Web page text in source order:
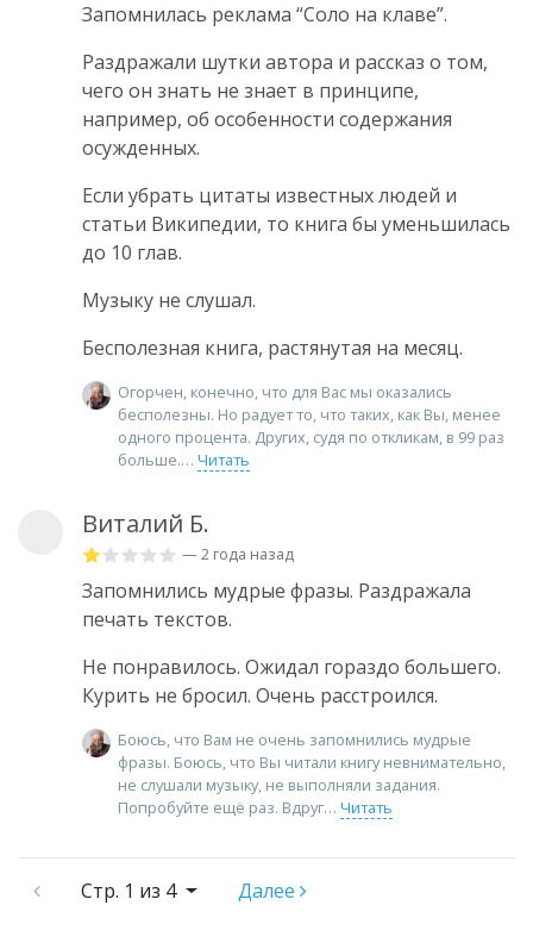
Запомнилась реклама “Соло на клаве”.
Раздражали шутки автора и рассказ о том,
чего он знать не знает в принципе,
например, об особенности содержания
осужденных.
Если убрать цитаты известных людей и
статьи Википедии, то книга бы уменьшилась
до 10 глав.
Музыку не слушал.
Бесполезная книга, растянутая на месяц.
Огорчен, конечно, что для Вас мы оказались
бесполезны. Но радует то, что таких, как Вы, менее
одного процента. Других, судя по откликам, в 99 раз
больше.
Читать
Виталий Б.
— 2 года назад
Запомнились мудрые фразы. Раздражала
печать текстов.
Не понравилось. Ожидал гораздо большего.
Курить не бросил. Очень расстроился.
Боюсь, что Вам не очень запомнились мудрые
фразы. Боюсь, что Вы читали книгу невнимательно,
не слушали музыку, не выполняли задания.
Попробуйте ещё раз. Вдруг
Читать
Стр. 1 из 4 Далее